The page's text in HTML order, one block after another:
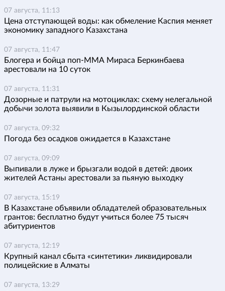
07 августа, 11:13
Цена отступающей воды: как обмеление Каспия меняет
экономику западного Казахстана
07 августа, 11:47
Блогера и бойца поп-ММА Мираса Беркинбаева
арестовали на 10 суток
07 августа, 11:31
Дозорные и патрули на мотоциклах: схему нелегальной
добычи золота выявили в Кызылординской области
07 августа, 09:32
Погода без осадков ожидается в Казахстане
07 августа, 09:09
Выпивали в луже и брызгали водой в детей: двоих
жителей Астаны арестовали за пьяную выходку
07 августа, 15:19
В Казахстане объявили обладателей образовательных
грантов: бесплатно будут учиться более 75 тысяч
абитуриентов
07 августа, 12:19
Крупный канал сбыта «синтетики» ликвидировали
полицейские в Алматы
07 августа, 13:29